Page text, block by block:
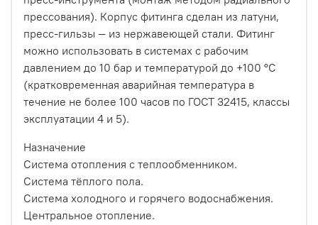
прессования). Корпус фитинга сделан из латуни,
пресс-гильзы — из нержавеющей стали. Фитинг
можно использовать в системах с рабочим
давлением до 10 бар и температурой до +100 °C
(кратковременная аварийная температура в
течение не более 100 часов по ГОСТ 32415, классы
эксплуатации 4 и 5).
Назначение
Система отопления с теплообменником.
Система тёплого пола.
Система холодного и горячего водоснабжения.
Центральное отопление.